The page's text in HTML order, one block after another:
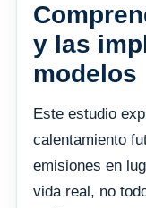
y las
modelos
Este estudio
calentamiento
emisiones en
vida real, no